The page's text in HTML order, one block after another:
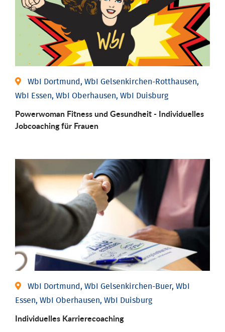
WbI Dortmund, WbI Gelsenkirchen-Rotthausen,
WbI Essen, WbI Oberhausen, WbI Duisburg
Powerwoman Fitness und Gesund­heit - Individu­elles
Job­coaching für Frauen
WbI Dortmund, WbI Gelsenkirchen-Buer, WbI
Essen, WbI Oberhausen, WbI Duisburg
Individu­elles Karrierecoaching